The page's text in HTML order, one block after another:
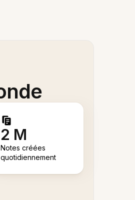
2 M
Notes créées
quotidiennement